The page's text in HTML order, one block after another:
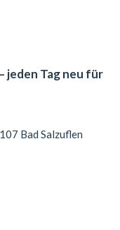
jeden Tag neu für
Bad Salzuflen